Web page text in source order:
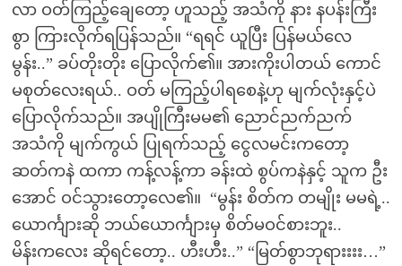
လာ ဝတ်ကြည့်ချေတော့ ဟူသည့် အသံကို နား နပန်းကြီး
စွာ ကြားလိုက်ရပြန်သည်။ “ရရင် ယူပြီး ပြန်မယ်လေ
မွန်း..” ခပ်တိုးတိုး ပြောလိုက်၏။ အားကိုးပါတယ် ကောင်
မစုတ်လေးရယ်.. ဝတ် မကြည့်ပါရစေနဲ့ဟု မျက်လုံးနှင့်ပဲ
ပြောလိုက်သည်။ အပျိုကြီးမမ၏ ညောင်ညက်ညက်
အသံကို မျက်ကွယ် ပြုရက်သည့် ငွေလမင်းကတော့
ဆတ်ကနဲ ထကာ ကန့်လန့်ကာ ခန်းထဲ စွပ်ကနဲနှင့် သူက ဦး
အောင် ဝင်သွားတော့လေ၏။ “မွန်း စိတ်က တမျိုး မမရဲ့..
ယောင်္ကျားဆို ဘယ်ယောင်္ကျားမှ စိတ်မဝင်စားဘူး..
မိန်းကလေး ဆိုရင်တော့.. ဟီးဟီး..” “မြတ်စွာဘုရားးးး…”